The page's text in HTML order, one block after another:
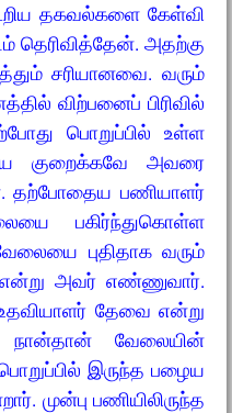
தகவல்களை கேள்வி
தெரிவித்தேன். அதற்கு
சரியானவை. வரும்
விற்பனைப் பிரிவில்
பொறுப்பில் உள்ள
குறைக்கவே அவரை
தற்போதைய பணியாளர்
பகிர்ந்துகொள்ள
புதிதாக வரும்
என்று அவர் எண்ணுவார்.
தேவை என்று
வேலையின்
இருந்த பழைய
முன்பு பணியிலிருந்த